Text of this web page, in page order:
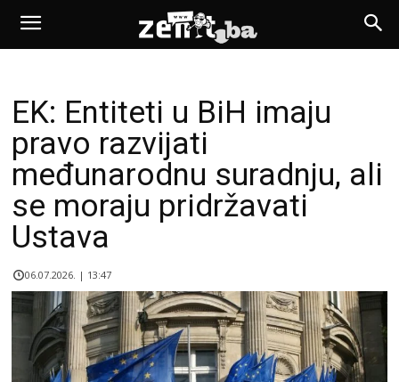
EK: Entiteti u BiH imaju
pravo razvijati
međunarodnu suradnju, ali
se moraju pridržavati
Ustava
06.07.2026. | 13:47